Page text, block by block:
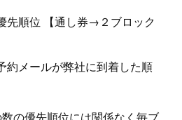
先順位 【通し券→２ブロック
メールが弊社に到着した順
の優先順位には関係なく毎ブ